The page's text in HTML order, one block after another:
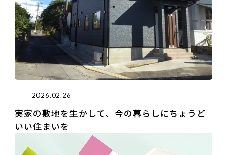
2026.02.26
実家の敷地を生かして、今の暮らしにちょうど
いい住まいを